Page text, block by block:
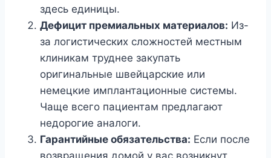
здесь единицы.
Дефицит премиальных материалов: Из-
за логистических сложностей местным
клиникам труднее закупать
оригинальные швейцарские или
немецкие имплантационные системы.
Чаще всего пациентам предлагают
недорогие аналоги.
Гарантийные обязательства: Если после